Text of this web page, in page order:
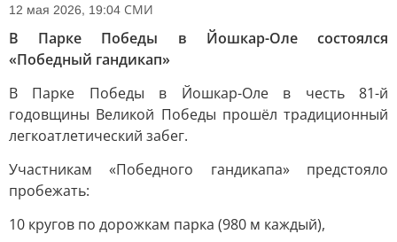
12 мая 2026, 19:04 СМИ
В Парке Победы в Йошкар-Оле состоялся
«Победный гандикап»
В Парке Победы в Йошкар-Оле в честь 81-й
годовщины Великой Победы прошёл традиционный
легкоатлетический забег.
Участникам «Победного гандикапа» предстояло
пробежать:
10 кругов по дорожкам парка (980 м каждый),